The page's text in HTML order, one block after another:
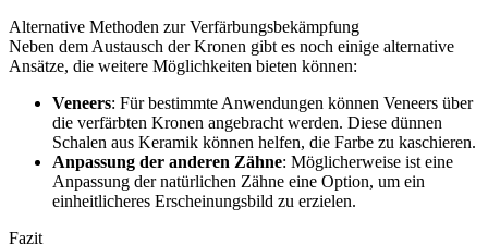
Alternative Methoden zur Verfärbungsbekämpfung
Neben dem Austausch der Kronen gibt es noch einige alternative
Ansätze, die weitere Möglichkeiten bieten können:
Veneers: Für bestimmte Anwendungen können Veneers über
die verfärbten Kronen angebracht werden. Diese dünnen
Schalen aus Keramik können helfen, die Farbe zu kaschieren.
Anpassung der anderen Zähne: Möglicherweise ist eine
Anpassung der natürlichen Zähne eine Option, um ein
einheitlicheres Erscheinungsbild zu erzielen.
Fazit